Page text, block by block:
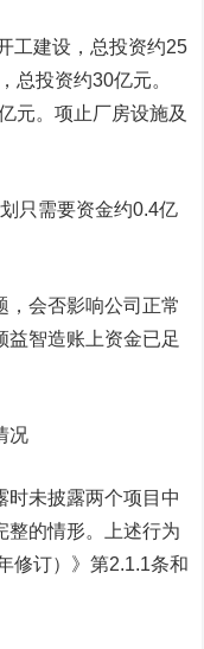
建设，总投资约25
总投资约30亿元。
元。项止厂房设施及
只需要资金约0.4亿
会否影响公司正常
益智造账上资金已足
况
未披露两个项目中
整的情形。上述行为
修订）》第2.1.1条和